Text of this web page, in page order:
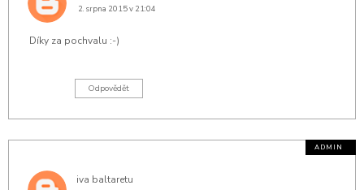
2. srpna 2015 v 21:04
Díky za pochvalu :-)
Odpovědět
iva baltaretu